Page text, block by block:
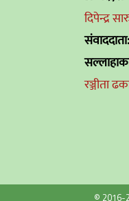
दिपेन्द्र
रञ्जीता
© 2016-